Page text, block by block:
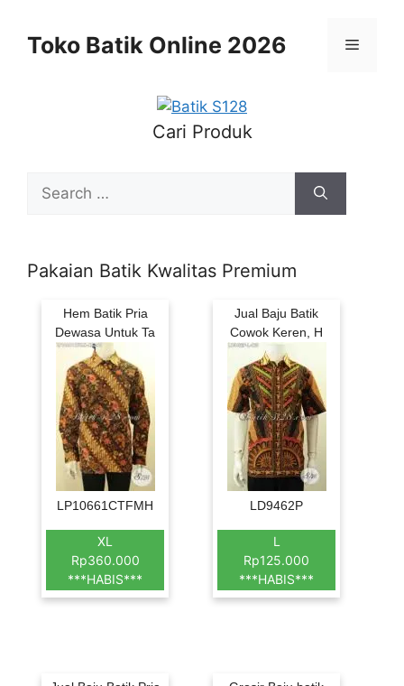
contentToko Batik Online 2026 Menu
Cari Produk
for:
Pakaian Batik Kwalitas Premium
Hem Batik Pria
Dewasa Untuk Ta
LP10661CTFMH
XL
Rp360.000
***HABIS***
Jual Baju Batik
Cowok Keren, H
LD9462P
L
Rp125.000
***HABIS***